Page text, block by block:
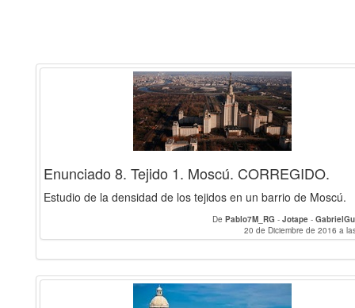
Enunciado 8. Tejido 1. Moscú. CORREGIDO.
Estudio de la densidad de los tejidos en un barrio de Moscú.
De Pablo7M_RG - Jotape -
20 de Diciembre de 2016 a